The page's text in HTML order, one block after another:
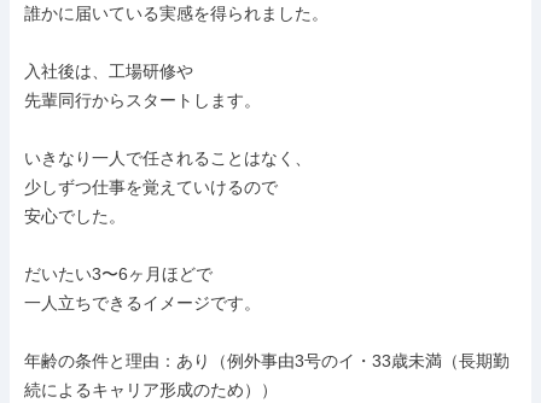
誰かに届いている実感を得られました。
入社後は、工場研修や
先輩同行からスタートします。
いきなり一人で任されることはなく、
少しずつ仕事を覚えていけるので
安心でした。
だいたい3〜6ヶ月ほどで
一人立ちできるイメージです。
年齢の条件と理由：あり（例外事由3号のイ・33歳未満（長期勤
続によるキャリア形成のため））